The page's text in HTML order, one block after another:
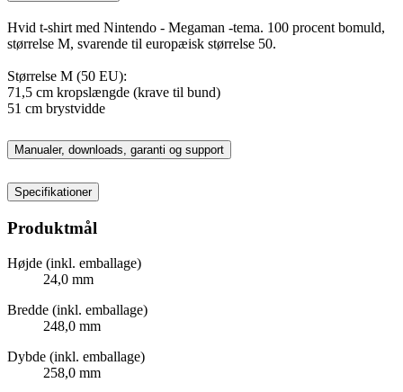
Hvid t-shirt med Nintendo - Megaman -tema. 100 procent bomuld,
størrelse M, svarende til europæisk størrelse 50.
Størrelse M (50 EU):
71,5 cm kropslængde (krave til bund)
51 cm brystvidde
Manualer, downloads, garanti og support
Specifikationer
Produktmål
Højde (inkl. emballage)
24,0 mm
Bredde (inkl. emballage)
248,0 mm
Dybde (inkl. emballage)
258,0 mm